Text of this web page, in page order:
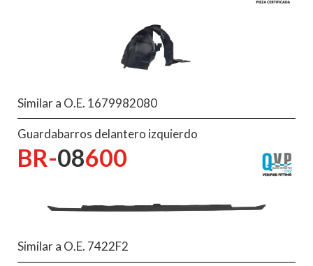
Similar a O.E. 1679982080
Guardabarros delantero izquierdo
BR-08600
Similar a O.E. 7422F2